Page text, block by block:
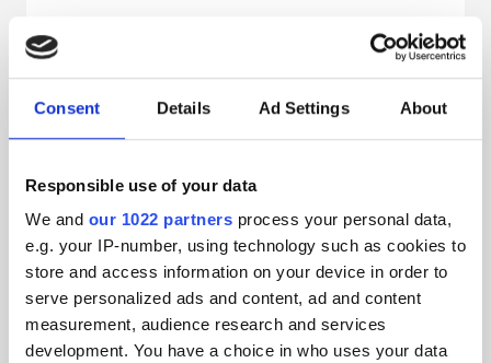
Consent Details Ad Settings About
Responsible use of your data
We and our 1022 partners process your personal data,
e.g. your IP-number, using technology such as cookies to
store and access information on your device in order to
serve personalized ads and content, ad and content
measurement, audience research and services
development. You have a choice in who uses your data
So easy, with only a few clicks, you can
choose a city all over the world,
communicate with a clinic through
I immediately booked mine so easy in...
Dubai! I couldn’t believe it but it was
true!
The site overall, is well designed and